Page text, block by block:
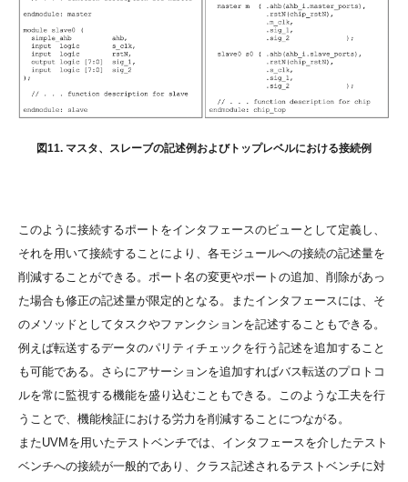
図11. マスタ、スレーブの記述例およびトップレベルにおける接続例
このように接続するポートをインタフェースのビューとして定義し、
それを用いて接続することにより、各モジュールへの接続の記述量を
削減することができる。ポート名の変更やポートの追加、削除があっ
た場合も修正の記述量が限定的となる。またインタフェースには、そ
のメソッドとしてタスクやファンクションを記述することもできる。
例えば転送するデータのパリティチェックを行う記述を追加すること
も可能である。さらにアサーションを追加すればバス転送のプロトコ
ルを常に監視する機能を盛り込むこともできる。このような工夫を行
うことで、機能検証における労力を削減することにつながる。
またUVMを用いたテストベンチでは、インタフェースを介したテスト
ベンチへの接続が一般的であり、クラス記述されるテストベンチに対